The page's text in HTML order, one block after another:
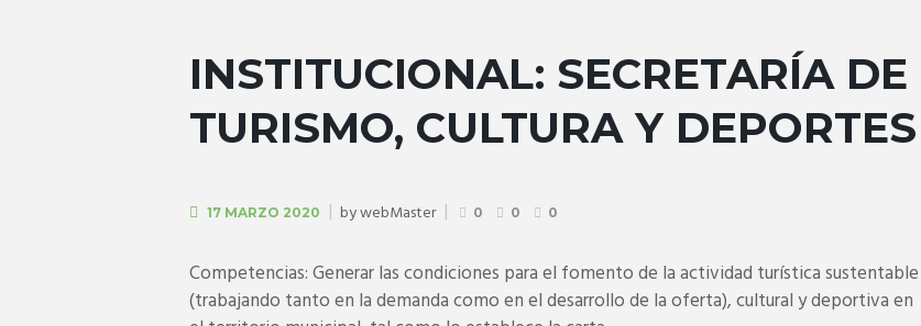
INSTITUCIONAL: SECRETARÍA DE
TURISMO, CULTURA Y DEPORTES
17 MARZO 2020 bywebMaster 0 0 0
Competencias: Generar las condiciones para el fomento de la actividad turística sustentable
(trabajando tanto en la demanda como en el desarrollo de la oferta), cultural y deportiva en